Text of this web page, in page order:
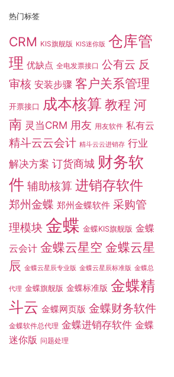
热门标签
CRM KIS旗舰版 KIS迷你版 仓库管
理 优缺点 全电发票接口 公有云 反
审核 安装步骤 客户关系管理
开票接口 成本核算 教程 河
南 灵当CRM 用友 用友软件 私有云
精斗云云会计 精斗云云进销存 行业
解决方案 订货商城 财务软
件 辅助核算 进销存软件
郑州金蝶 郑州金蝶软件 采购管
理模块 金蝶 金蝶KIS旗舰版 金蝶
云会计 金蝶云星空 金蝶云星
辰 金蝶云星辰专业版 金蝶云星辰标准版 金蝶总
代理 金蝶旗舰版 金蝶标准版 金蝶精
斗云 金蝶网页版 金蝶财务软件
金蝶软件总代理 金蝶进销存软件 金蝶
迷你版 问题处理